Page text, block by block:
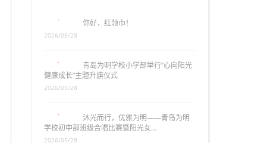
你好，红领巾！
2026/05/28
青岛为明学校小学部举行“心向阳光
健康成长”主题升旗仪式
2026/05/28
沐光而行，优雅为明——青岛为明
学校初中部班级合唱比赛暨阳光女…
2026/05/28